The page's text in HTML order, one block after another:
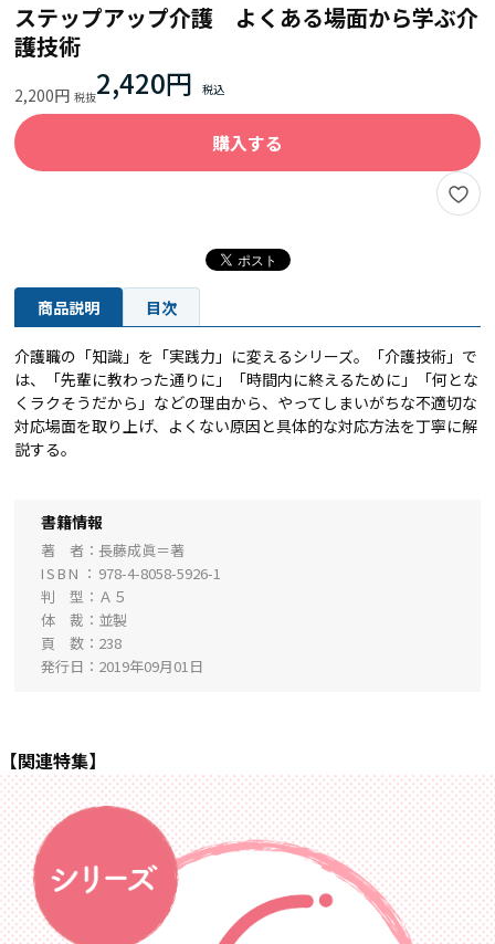
ステップアップ介護 よくある場面から学ぶ介
護技術
2,200円 2,420円
購入する
商品説明 目次
介護職の「知識」を「実践力」に変えるシリーズ。「介護技術」で
は、「先輩に教わった通りに」「時間内に終えるために」「何とな
くラクそうだから」などの理由から、やってしまいがちな不適切な
対応場面を取り上げ、よくない原因と具体的な対応方法を丁寧に解
説する。
書籍情報
著 者
長藤成眞＝著
ISBN
978-4-8058-5926-1
判 型
Ａ５
体 裁
並製
頁 数
238
発行日
2019年09月01日
【関連特集】